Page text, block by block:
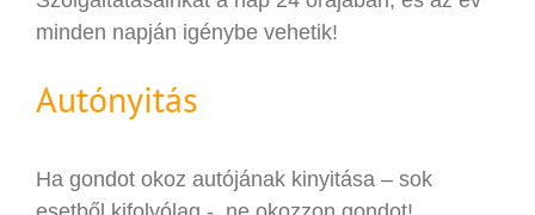
minden napján igénybe vehetik!
Autónyitás
Ha gondot okoz autójának kinyitása – sok